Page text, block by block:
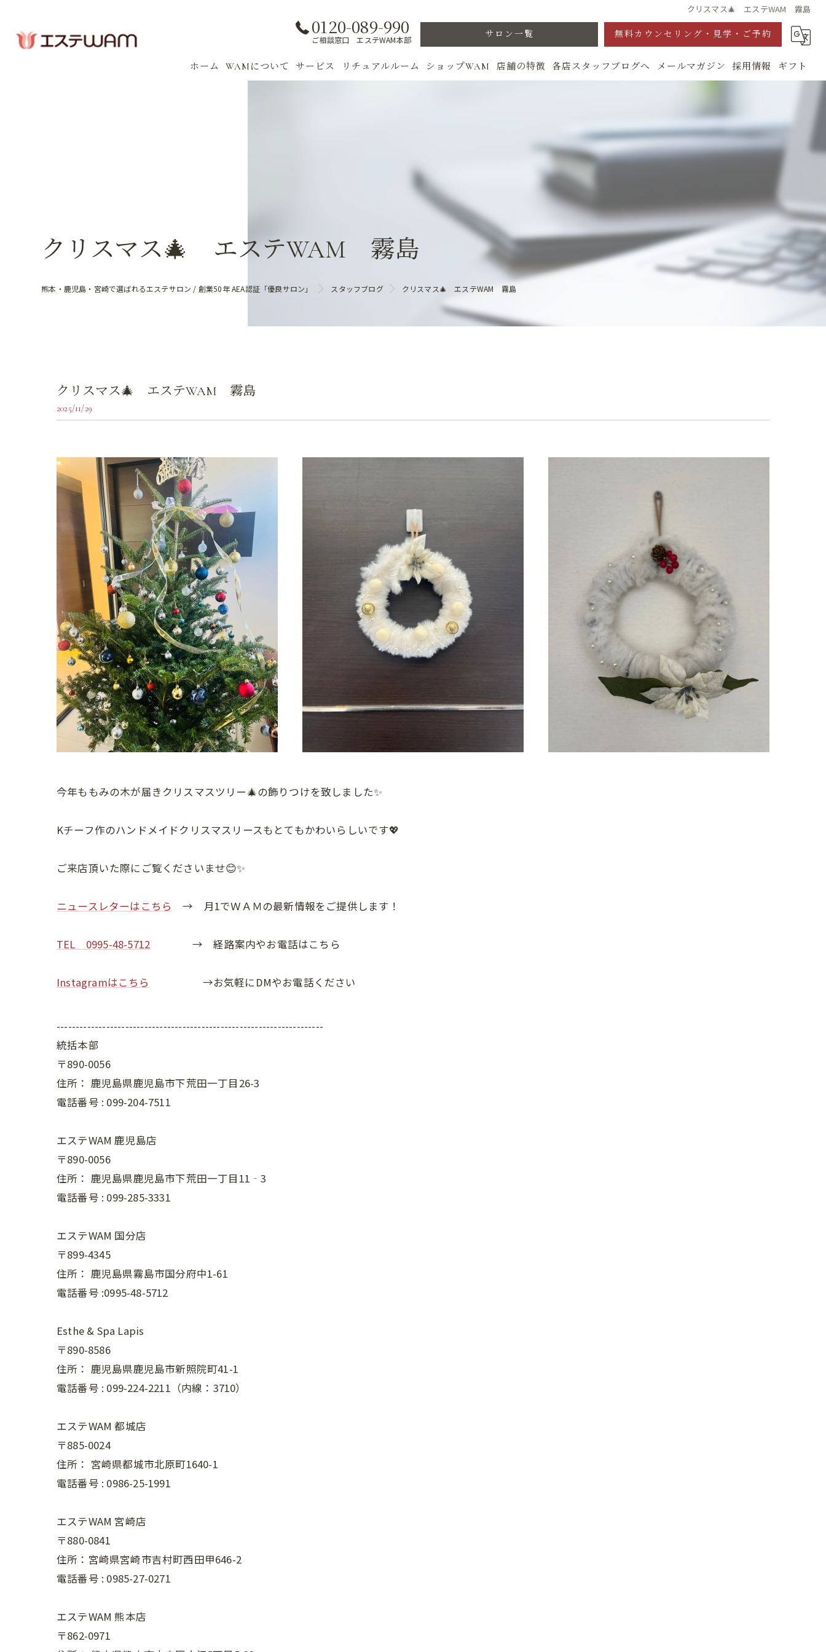
クリスマス🎄 エステWAM 霧島
0120-089-990
ご相談窓口 エステWAM本部
サロン一覧 無料カウンセリング・見学・ご予約
ホーム WAMについて サービス
女性専用フィットネス
リチュアルルーム ショップWAM 店舗の特徴
スキンケア
各店スタッフブログへ メールマガジン 採用情報 ギフト
クリスマス🎄 エステWAM 霧島
熊本・鹿児島・宮崎で選ばれるエステサロン / 創業50年 AEA認証「優良サロン」 スタッフブログ クリスマス🎄 エステWAM 霧島
クリスマス🎄 エステWAM 霧島
2025/11/29
今年ももみの木が届きクリスマスツリー🎄の飾りつけを致しました✨
Kチーフ作のハンドメイドクリスマスリースもとてもかわいらしいです💖
ご来店頂いた際にご覧くださいませ😊✨
ニュースレターはこちら → 月1でＷＡＭの最新情報をご提供します！
TEL 0995-48-5712 → 経路案内やお電話はこちら
Instagramはこちら →お気軽にDMやお電話ください
----------------------------------------------------------------------
統括本部
〒890-0056
住所： 鹿児島県鹿児島市下荒田一丁目26-3
電話番号 : 099-204-7511
エステWAM 鹿児島店
〒890-0056
住所： 鹿児島県鹿児島市下荒田一丁目11‐3
電話番号 : 099-285-3331
エステWAM 国分店
〒899-4345
住所： 鹿児島県霧島市国分府中1-61
電話番号 :0995-48-5712
Esthe & Spa Lapis
〒890-8586
住所： 鹿児島県鹿児島市新照院町41-1
電話番号 : 099-224-2211（内線：3710）
エステWAM 都城店
〒885-0024
住所： 宮崎県都城市北原町1640-1
電話番号 : 0986-25-1991
エステWAM 宮崎店
〒880-0841
住所：宮崎県宮崎市吉村町西田甲646-2
電話番号 : 0985-27-0271
エステWAM 熊本店
〒862-0971